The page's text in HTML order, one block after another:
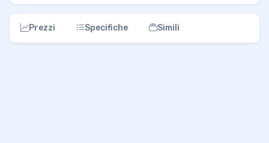
Prezzi Specifiche Simili